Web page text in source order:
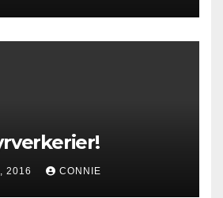
2016 CONNIE